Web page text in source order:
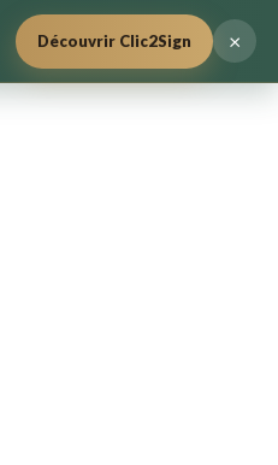
Découvrir Clic2Sign ×